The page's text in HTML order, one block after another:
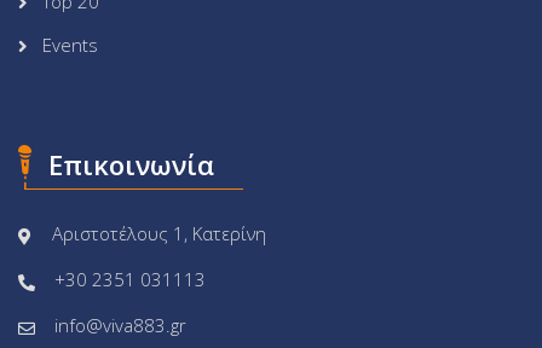
Events
Επικοινωνία
Αριστοτέλους 1, Κατερίνη
+30 2351 031113
info@viva883.gr